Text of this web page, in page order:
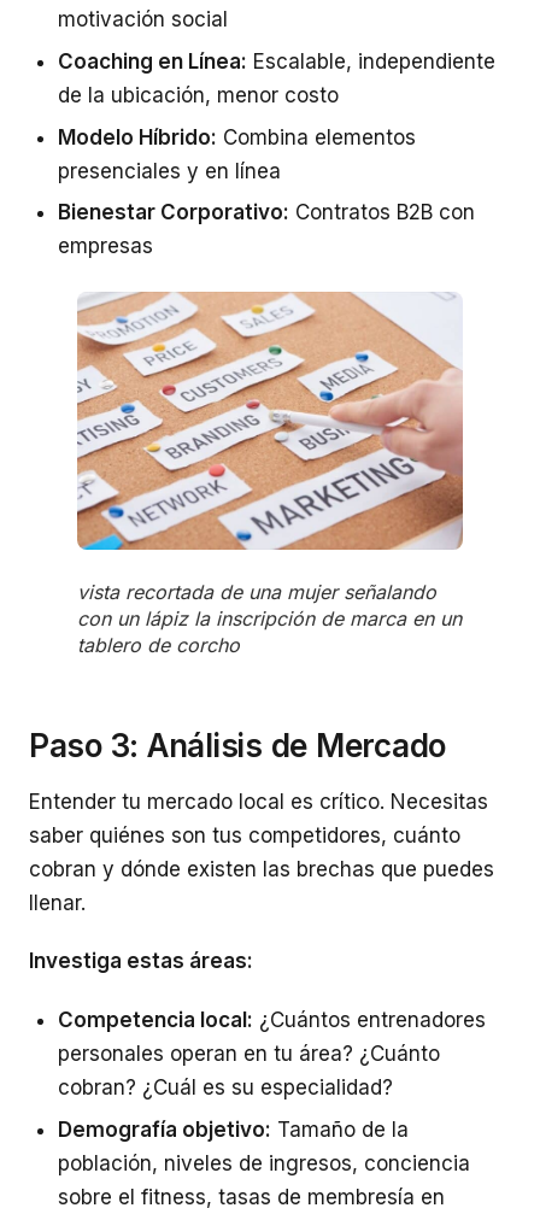
motivación social
Coaching en Línea: Escalable, independiente
de la ubicación, menor costo
Modelo Híbrido: Combina elementos
presenciales y en línea
Bienestar Corporativo: Contratos B2B con
empresas
vista recortada de una mujer señalando
con un lápiz la inscripción de marca en un
tablero de corcho
Paso 3: Análisis de Mercado
Entender tu mercado local es crítico. Necesitas
saber quiénes son tus competidores, cuánto
cobran y dónde existen las brechas que puedes
llenar.
Investiga estas áreas:
Competencia local: ¿Cuántos entrenadores
personales operan en tu área? ¿Cuánto
cobran? ¿Cuál es su especialidad?
Demografía objetivo: Tamaño de la
población, niveles de ingresos, conciencia
sobre el fitness, tasas de membresía en